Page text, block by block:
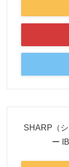
SHARP（
ー